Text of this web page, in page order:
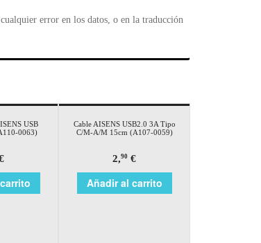
error en los datos, o en la traducción
USB
0063)
Cable AISENS USB2.0 3A Tipo
C/M-A/M 15cm (A107-0059)
2,90 €
Añadir al carrito